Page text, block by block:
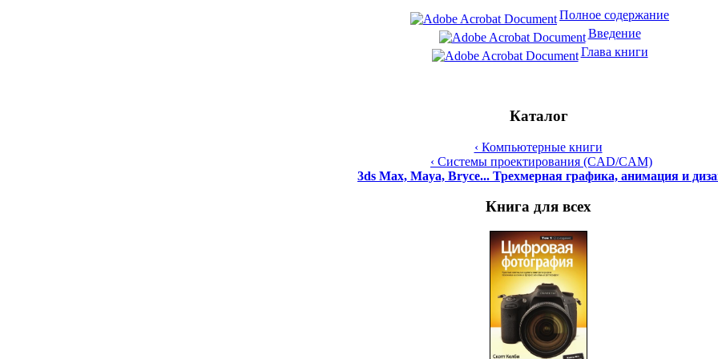
Полное содержание
Введение
Глава книги
Каталог
‹ Компьютерные книги
‹ Системы проектирования (CAD/CAM)
3ds Max, Maya, Bryce... Трехмерная графика, анимация и
Книга для всех